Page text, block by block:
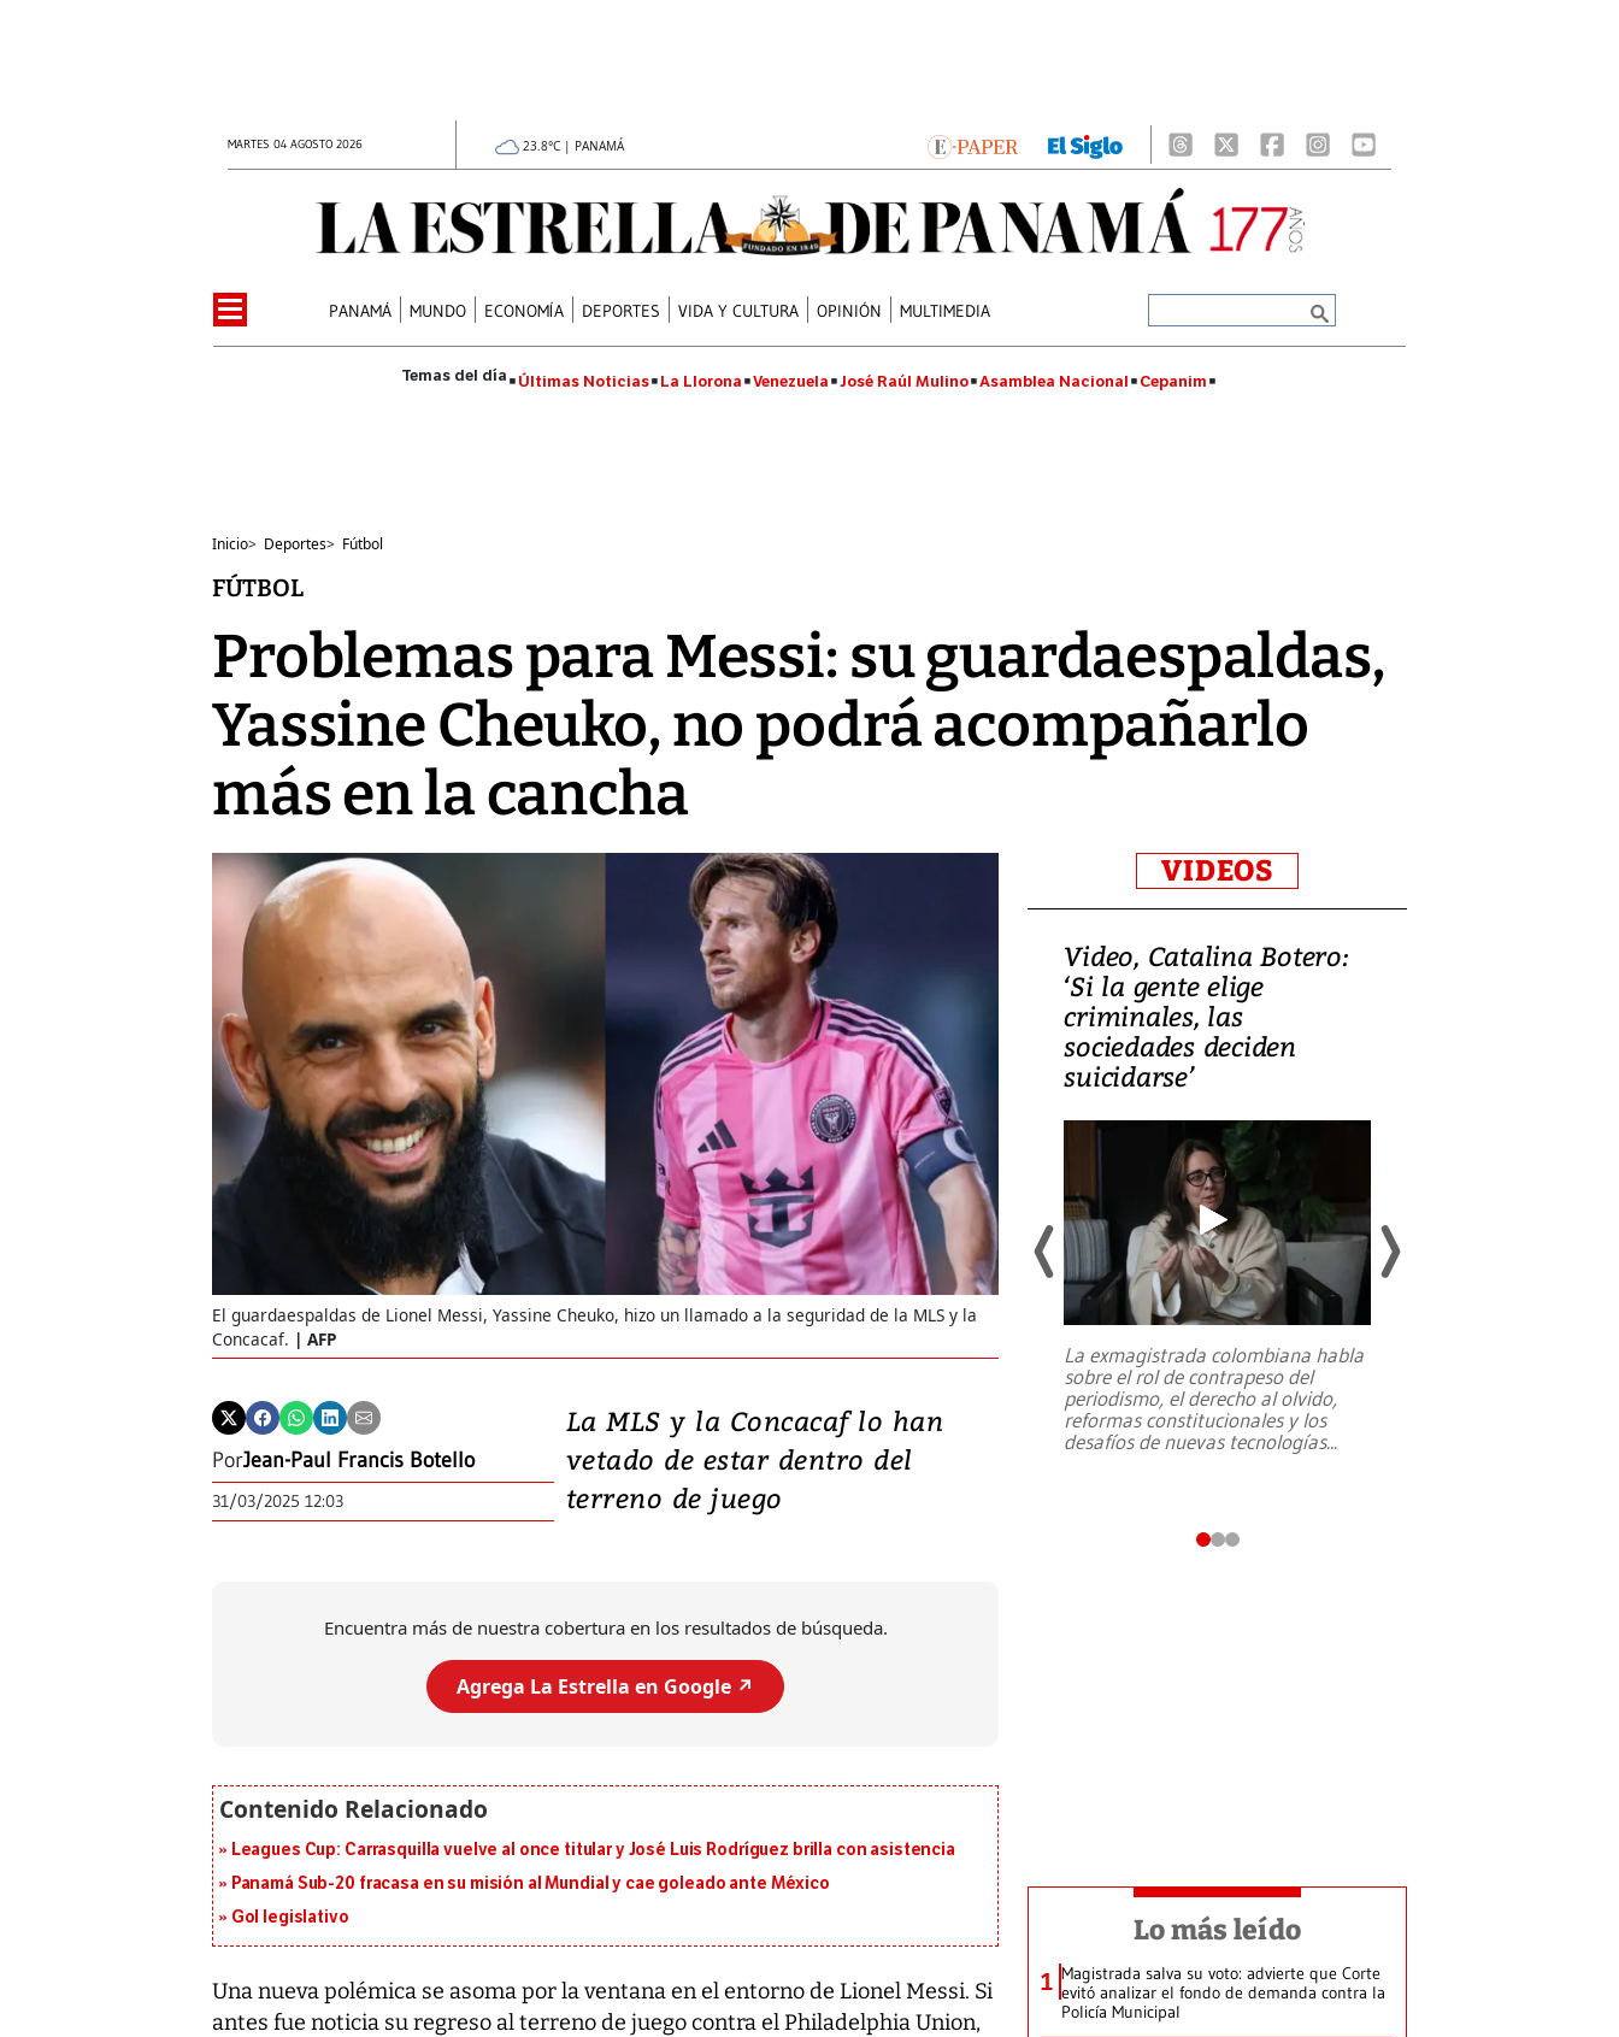
MARTES 04 AGOSTO 2026 23.8°C | PANAMÁ
PANAMÁ MUNDO ECONOMÍA DEPORTES VIDA Y CULTURA OPINIÓN MULTIMEDIA
Últimas Noticias La Llorona Venezuela José Raúl Mulino Asamblea Nacional Cepanim
Inicio> Deportes> Fútbol
FÚTBOL
Problemas para Messi: su guardaespaldas,
Yassine Cheuko, no podrá acompañarlo
más en la cancha
El guardaespaldas de Lionel Messi, Yassine Cheuko, hizo un llamado a la seguridad de la MLS y la
Concacaf.
AFP
PorJean-Paul Francis Botello
31/03/2025 12:03
La MLS y la Concacaf lo han
vetado de estar dentro del
terreno de juego
Encuentra más de nuestra cobertura en los resultados de búsqueda.
Agrega La Estrella en Google ↗️
Leagues Cup: Carrasquilla vuelve al once titular y José Luis Rodríguez brilla con asistencia
Panamá Sub-20 fracasa en su misión al Mundial y cae goleado ante México
Gol legislativo
Una nueva polémica se asoma por la ventana en el entorno de Lionel Messi. Si
antes fue noticia su regreso al terreno de juego contra el Philadelphia Union,
VIDEOS
Video, Japón: Terremoto
deja heridos y graves
daños en Kumamoto
Un fuerte terremoto de magnitud
7,1 se registró este martes 28 de
al sur de Japón, provocando una
Video, Catalina Botero:
‘Si la gente elige
criminales, las
sociedades deciden
suicidarse’
La exmagistrada colombiana habla
sobre el rol de contrapeso del
periodismo, el derecho al olvido,
reformas constitucionales y los
desafíos de nuevas tecnologías...
Lo más leído
1 Magistrada salva su voto: advierte que Corte
evitó analizar el fondo de demanda contra la
Policía Municipal